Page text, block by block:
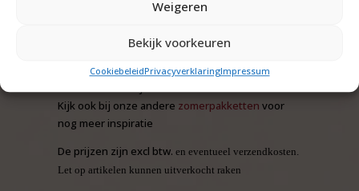
Weigeren
Bekijk voorkeuren
CookiebeleidPrivacyverklaringImpressum
Vraag naar de mogelijkheden. Onze ontwerper
helpt u graag met een passend ontwerp.
Wilt u iets veranderen of toevoegen dat is
mogelijk, bv een alcoholvrij pakket of
Kijk ook bij onze andere zomerpakketten voor
nog meer inspiratie
De prijzen zijn excl btw.en eventueel verzendkosten.
Let op artikelen kunnen uitverkocht raken